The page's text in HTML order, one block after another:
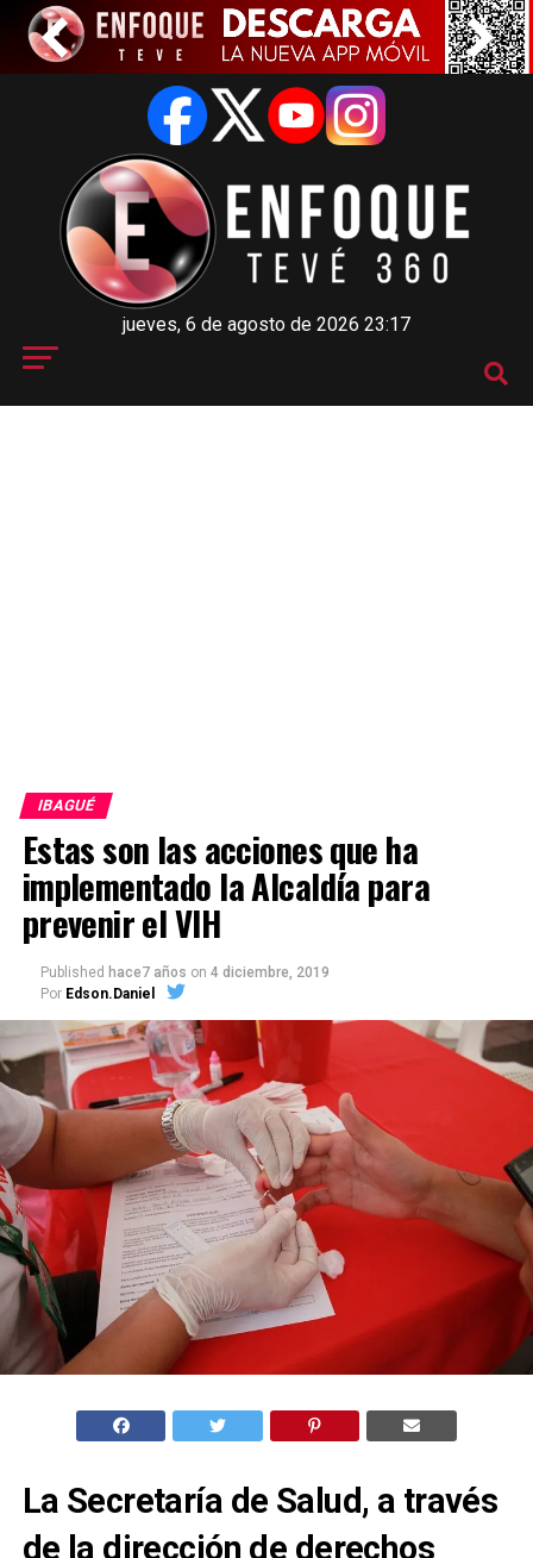
jueves, 6 de agosto de 2026 23:17
IBAGUÉ
Estas son las acciones que ha
implementado la Alcaldía para
prevenir el VIH
Published hace7 años on 4 diciembre, 2019
Por Edson.Daniel
La Secretaría de Salud, a través
de la dirección de derechos